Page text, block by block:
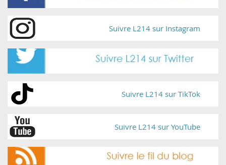
Suivre L214 sur Instagram
Suivre L214 sur TikTok
Suivre L214 sur YouTube